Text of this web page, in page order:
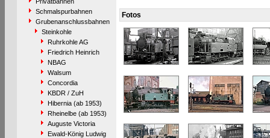
Schmalspurbahnen
Grubenanschlussbahnen
Steinkohle
Ruhrkohle AG
Friedrich Heinrich
NBAG
Walsum
Concordia
KBDR / ZuH
Hibernia (ab 1953)
Rheinelbe (ab 1953)
Auguste Victoria
Ewald-König Ludwig
Fotos